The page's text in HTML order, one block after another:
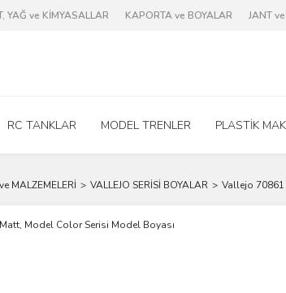
YAĞ ve KİMYASALLAR KAPORTA ve BOYALAR JANT
RC TANKLAR MODEL TRENLER PLASTİK
MALZEMELERİ VALLEJO SERİSİ BOYALAR Vallejo